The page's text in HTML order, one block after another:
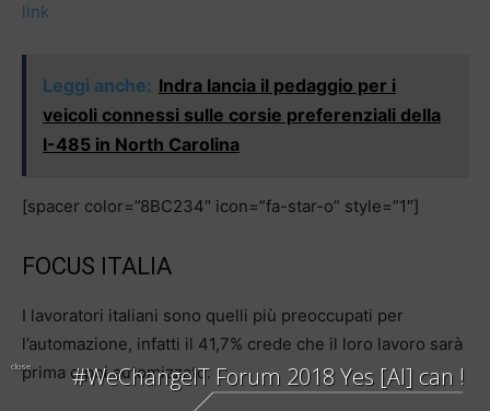
link
Leggi anche: Indra lancia il pedaggio per i
veicoli connessi sulle corsie preferenziali della
I-485 in North Carolina
[spacer color=”8BC234″ icon=”fa-star-o” style=”1″]
FOCUS ITALIA
I lavoratori italiani sono quelli più preoccupati per
l’automazione, infatti il 41,7% crede che il loro lavoro sarà
prima o poi automizzato.
#WeChangeIT Forum 2018 Yes [AI] can !
close